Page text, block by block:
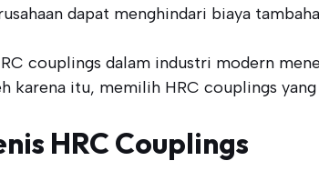
dapat menghindari biaya
couplings dalam industri modern
karena itu, memilih HRC couplings
HRC Couplings